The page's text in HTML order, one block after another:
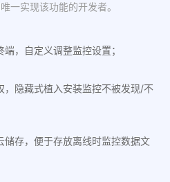
一实现该功能的开发者。
，自定义调整监控设置；
，隐藏式植入安装监控不被发现/不
储存，便于存放离线时监控数据文